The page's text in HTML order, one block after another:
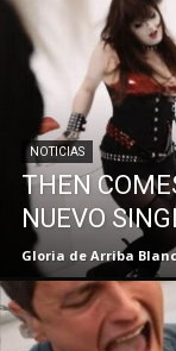
NOTICIAS
THEN
NUEVO
Gloria de Arriba